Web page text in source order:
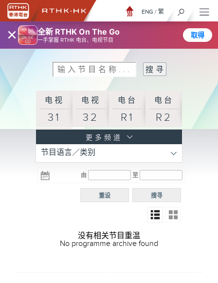
× 全新 RTHK On The Go
一手掌握 RTHK 电台、电视节目
取得
ENG / 繁
电视
31
电视
32
电台
R1
电台
R2
R3
电台 电台
R5
电台
普通
更多频道
节目语言／类别
由 至
搜寻
重设
没有相关节目重温
No programme archive found